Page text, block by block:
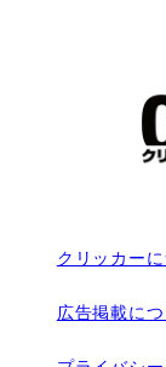
クリッカー
広告掲載に